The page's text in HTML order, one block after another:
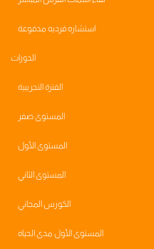
استشاره فرديه مدفوعة
الدورات
الفترة التجريبية
المستوى صفر
المستوى الأول
المستوى الثاني
الكورس المجاني
المستوى الأول مدى الحياه